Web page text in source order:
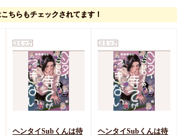
ちらもチェックされてます！
コミック
ヘンタイSubくんは待
コミック
ヘンタイSubくんは待